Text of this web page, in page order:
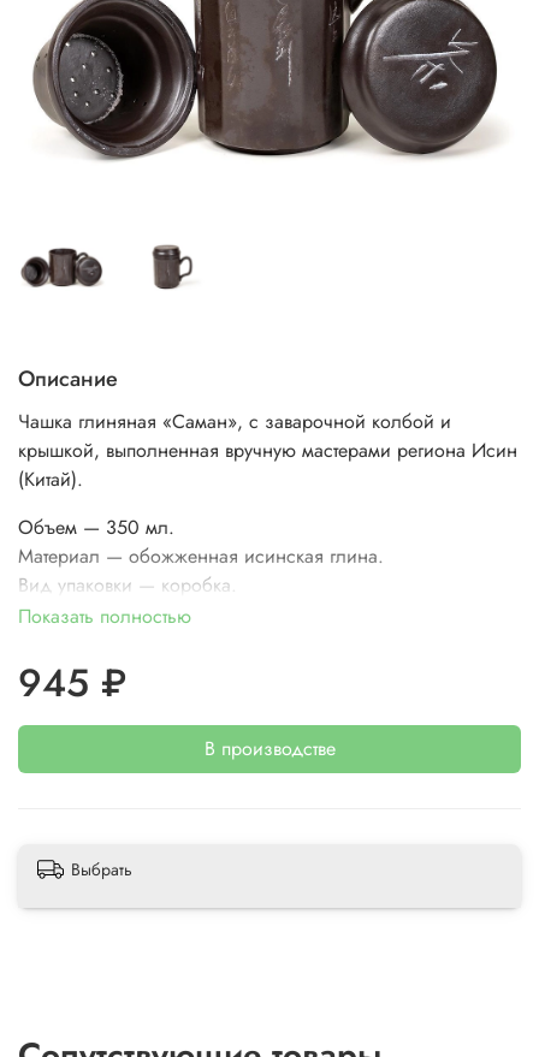
Описание
Чашка глиняная «Саман», с заварочной колбой и
крышкой, выполненная вручную мастерами региона Исин
(Китай).
Объем — 350 мл.
Материал — обожженная исинская глина.
Вид упаковки — коробка.
Показать полностью
945 ₽
В производстве
Выбрать